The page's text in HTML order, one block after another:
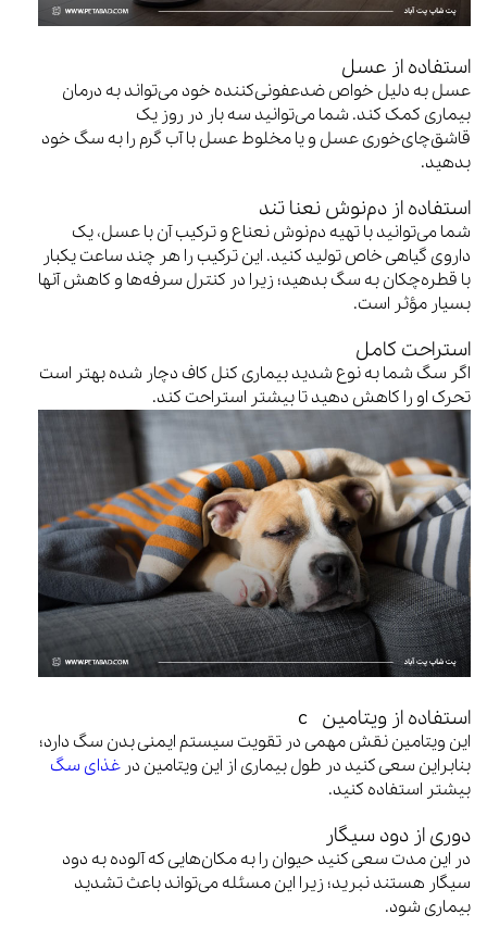
استفاده از عسل
عسل به دلیل خواص ضدعفونی‌کننده خود می‌تواند به درمان
بیماری کمک کند. شما می‌توانید سه بار در روز یک
قاشق‌چای‌خوری عسل و یا مخلوط عسل با آب گرم را به سگ خود
بدهید.
استفاده از دم‌نوش نعنا تند
شما می‌توانید با تهیه دم‌نوش نعناع و ترکیب آن با عسل، یک
داروی گیاهی خاص تولید کنید. این ترکیب را هر چند ساعت یکبار
با قطره‌چکان به سگ بدهید؛ زیرا در کنترل سرفه‌ها و کاهش آنها
بسیار مؤثر است.
استراحت کامل
اگر سگ شما به نوع شدید بیماری کنل کاف دچار شده بهتر است
تحرک او را کاهش دهید تا بیشتر استراحت کند.
استفاده از ویتامین c
این ویتامین نقش مهمی در تقویت سیستم ایمنی بدن سگ دارد؛
بنابراین سعی کنید در طول بیماری از این ویتامین در غذای سگ
بیشتر استفاده کنید.
دوری از دود سیگار
در این مدت سعی کنید حیوان را به مکان‌هایی که آلوده به دود
سیگار هستند نبرید؛ زیرا این مسئله می‌تواند باعث تشدید
بیماری شود.